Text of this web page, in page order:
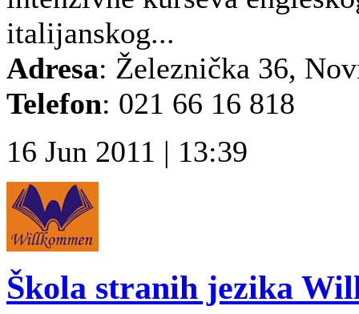
italijanskog...
Adresa: Železnička 36,
Telefon: 021 66 16 818
16 Jun 2011 | 13:39
Škola stranih jezika